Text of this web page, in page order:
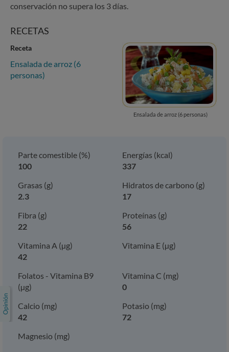
conservación no supera los 3 días.
RECETAS
Receta
Ensalada de arroz (6
personas)
Ensalada de arroz (6 personas)
Parte comestible (%)
100
Energías (kcal)
337
Grasas (g)
2.3
Hidratos de carbono (g)
17
Fibra (g)
22
Proteínas (g)
56
Vitamina A (µg)
42
Vitamina E (µg)
Folatos - Vitamina B9
(µg)
Vitamina C (mg)
0
Calcio (mg)
42
Potasio (mg)
72
Magnesio (mg)